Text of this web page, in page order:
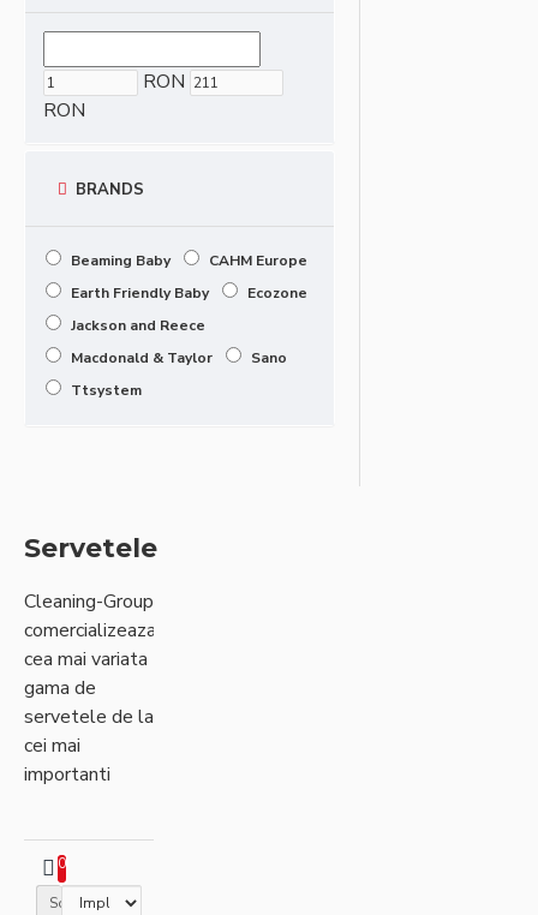
RON
RON
BRANDS
Beaming Baby
CAHM Europe
Earth Friendly Baby
Ecozone
Jackson and Reece
Macdonald & Taylor
Sano
Ttsystem
Servetele
Cleaning-Group
comercializeaza
cea mai variata
gama de
servetele de la
cei mai
importanti
0
Sortare